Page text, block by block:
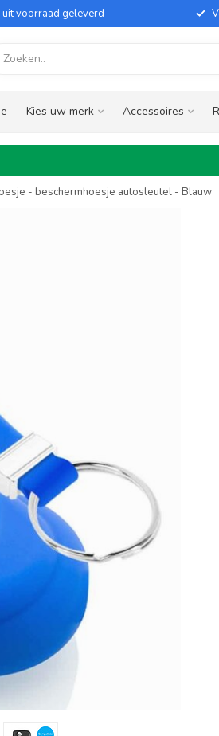
voorraad geleverd
Kies uw merk Accessoires
- beschermhoesje autosleutel - Blauw